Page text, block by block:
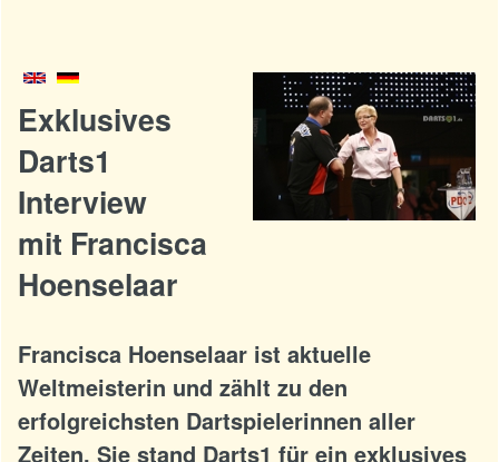
Exklusives
Darts1
Interview
mit Francisca
Hoenselaar
Francisca Hoenselaar ist aktuelle
Weltmeisterin und zählt zu den
erfolgreichsten Dartspielerinnen aller
Zeiten. Sie stand Darts1 für ein exklusives